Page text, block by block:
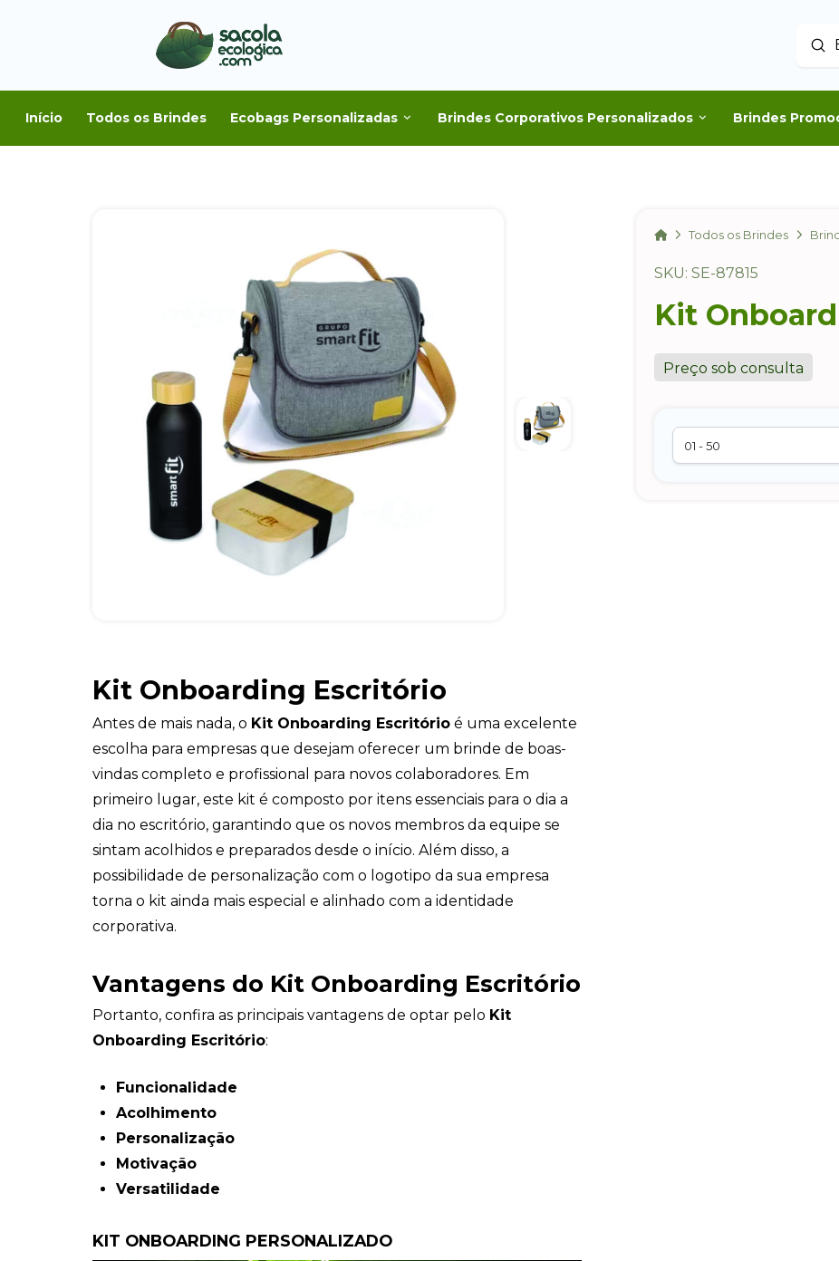
Buscar
Início Todos os Brindes Ecobags Personalizadas Brindes Corporativos Personalizados Brindes
HomeTodos os Brindes
SKU: SE-87815
Kit
Preço sob consulta
Kit Onboarding Escritório
Antes de mais nada, o Kit Onboarding Escritório é uma excelente
escolha para empresas que desejam oferecer um brinde de boas-
vindas completo e profissional para novos colaboradores. Em
primeiro lugar, este kit é composto por itens essenciais para o dia a
dia no escritório, garantindo que os novos membros da equipe se
sintam acolhidos e preparados desde o início. Além disso, a
possibilidade de personalização com o logotipo da sua empresa
torna o kit ainda mais especial e alinhado com a identidade
corporativa.
Vantagens do Kit Onboarding Escritório
Portanto, confira as principais vantagens de optar pelo Kit
Onboarding Escritório:
Funcionalidade
Acolhimento
Personalização
Motivação
Versatilidade
KIT ONBOARDING PERSONALIZADO